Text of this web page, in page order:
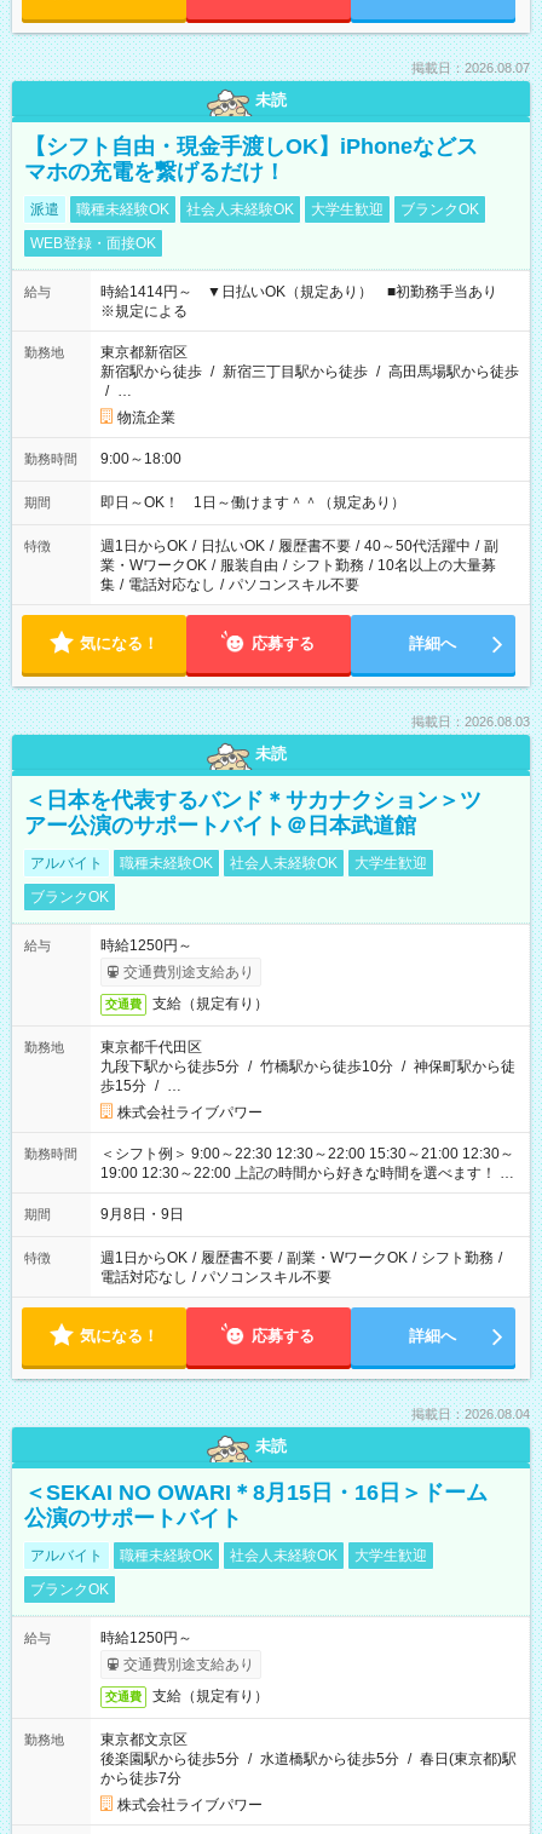
掲載日：2026.08.07
未読
【シフト自由・現金手渡しOK】iPhoneなどス
マホの充電を繋げるだけ！
派遣 職種未経験OK 社会人未経験OK 大学生歓迎
ブランクOK
WEB登録・面接OK
給与
時給1414円～ ▼日払いOK（規定あり） ■初勤務手当あり
※規定による
勤務地
東京都新宿区
新宿駅から徒歩 / 新宿三丁目駅から徒歩 / 高田馬場駅から徒歩
/ …
物流企業
勤務時間 9:00～18:00
期間 即日～OK！ 1日～働けます＾＾（規定あり）
特徴 週1日からOK / 日払いOK / 履歴書不要 / 40～50代活躍中 / 副
業・WワークOK / 服装自由 / シフト勤務 / 10名以上の大量募
集 / 電話対応なし / パソコンスキル不要
気になる！ 応募する 詳細へ
掲載日：2026.08.03
未読
＜日本を代表するバンド＊サカナクション＞ツ
アー公演のサポートバイト＠日本武道館
アルバイト 職種未経験OK 社会人未経験OK
大学生歓迎
ブランクOK
給与
時給1250円～
交通費別途支給あり
交通費 支給（規定有り）
勤務地
東京都千代田区
九段下駅から徒歩5分 / 竹橋駅から徒歩10分 / 神保町駅から徒
歩15分 / …
株式会社ライブパワー
勤務時間
＜シフト例＞ 9:00～22:30 12:30～22:00 15:30～21:00 12:30～
19:00 12:30～22:00 上記の時間から好きな時間を選べます！ ※
時間は変更となる可能性があります
期間 9月8日・9日
特徴 週1日からOK / 履歴書不要 / 副業・WワークOK / シフト勤務 /
電話対応なし / パソコンスキル不要
気になる！ 応募する 詳細へ
掲載日：2026.08.04
未読
＜SEKAI NO OWARI＊8月15日・16日＞ドーム
公演のサポートバイト
アルバイト 職種未経験OK 社会人未経験OK
大学生歓迎
ブランクOK
給与
時給1250円～
交通費別途支給あり
交通費 支給（規定有り）
勤務地
東京都文京区
後楽園駅から徒歩5分 / 水道橋駅から徒歩5分 / 春日(東京都)駅
から徒歩7分
株式会社ライブパワー